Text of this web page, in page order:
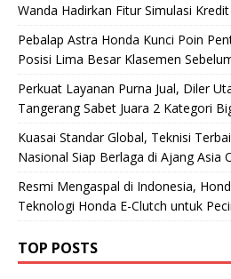
Wanda Hadirkan Fitur Simulasi Kredit
Pebalap Astra Honda Kunci Poin
Posisi Lima Besar Klasemen
Perkuat Layanan Purna Jual, Diler
Tangerang Sabet Juara 2 Kategori
Kuasai Standar Global, Teknisi
Nasional Siap Berlaga di Ajang Asia
Resmi Mengaspal di Indonesia,
Teknologi Honda E-Clutch untuk
TOP POSTS